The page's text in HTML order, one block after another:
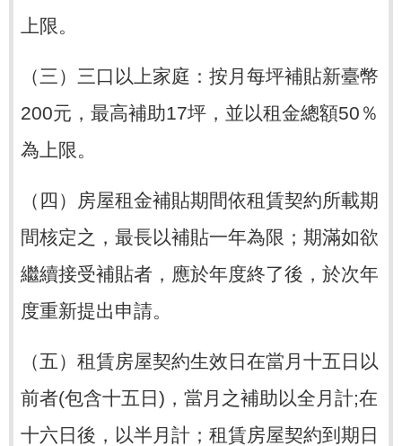
上限。
（三）三口以上家庭：按月每坪補貼新臺幣
200元，最高補助17坪，並以租金總額50％
為上限。
（四）房屋租金補貼期間依租賃契約所載期
間核定之，最長以補貼一年為限；期滿如欲
繼續接受補貼者，應於年度終了後，於次年
度重新提出申請。
（五）租賃房屋契約生效日在當月十五日以
前者(包含十五日)，當月之補助以全月計;在
十六日後，以半月計；租賃房屋契約到期日